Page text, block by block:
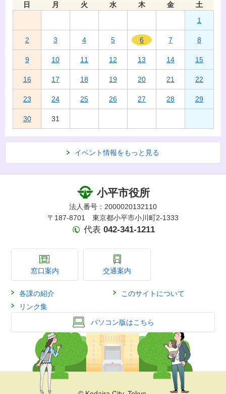
日 月 火 水 木 金
土
1
2 3 4 5 6 7 8
9 10 11 12 13 14 15
16 17 18 19 20 21 22
23 24 25 26 27 28 29
30 31
イベント情報をもっと見る
小平市役所
法人番号：2000020132110
〒187-8701 東京都小平市小川町2-1333
代表 042-341-1211
窓口案内 交通案内
各課の紹介
このサイトについて
リンク集
パソコン版はこちら